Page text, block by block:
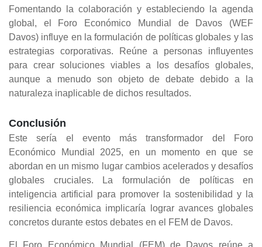
Fomentando la colaboración y estableciendo la agenda
global, el Foro Económico Mundial de Davos (WEF
Davos) influye en la formulación de políticas globales y las
estrategias corporativas. Reúne a personas influyentes
para crear soluciones viables a los desafíos globales,
aunque a menudo son objeto de debate debido a la
naturaleza inaplicable de dichos resultados.
Conclusión
Este sería el evento más transformador del Foro
Económico Mundial 2025, en un momento en que se
abordan en un mismo lugar cambios acelerados y desafíos
globales cruciales. La formulación de políticas en
inteligencia artificial para promover la sostenibilidad y la
resiliencia económica implicaría lograr avances globales
concretos durante estos debates en el FEM de Davos.
El Foro Económico Mundial (FEM) de Davos reúne a